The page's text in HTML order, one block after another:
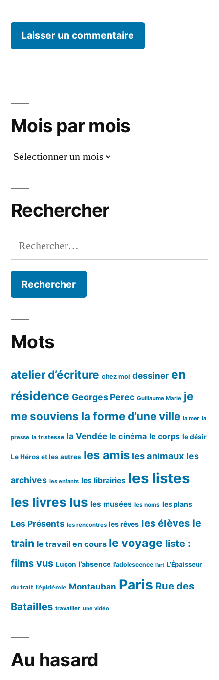
Mois par mois
Mois
Rechercher
Rechercher :
Mots
atelier d’écriture chez moi dessiner en
résidence Georges Perec Guillaume Marie je
me souviens la forme d’une ville la mer la
presse la tristesse la Vendée le cinéma le corps le désir
Le Héros et les autres les amis les animaux les
archives les enfants les librairies les listes
les livres lus les musées les noms les plans
Les Présents les rencontres les rêves les élèves le
train le travail en cours le voyage liste :
films vus Luçon l’absence l’adolescence l’art L’Épaisseur
du trait l’épidémie Montauban Paris Rue des
Batailles travailler une vidéo
Au hasard